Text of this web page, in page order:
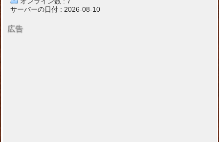
サーバーの日付 : 2026-08-10
広告